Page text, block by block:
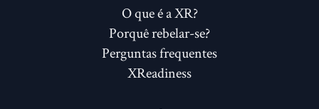
O que é a XR?
Porquê rebelar-se?
Perguntas frequentes
XReadiness